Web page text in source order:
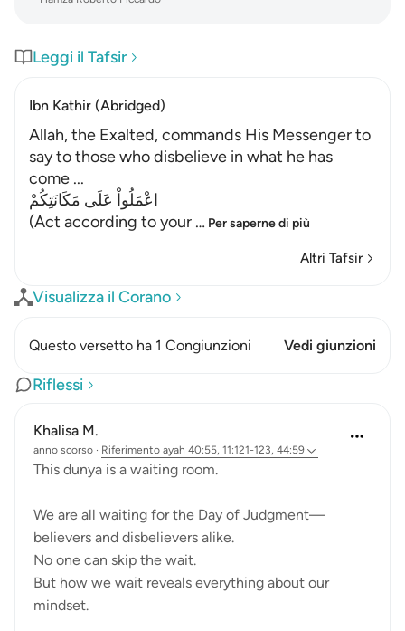
Leggi il Tafsir
Ibn Kathir (Abridged)
Allah, the Exalted, commands His Messenger to
say to those who disbelieve in what he has
come ...
اعْمَلُواْ عَلَى مَكَانَتِكُمْ
(Act according to your … Per saperne di più
Altri Tafsir
Visualizza il Corano
Questo versetto ha 1 Congiunzioni Vedi giunzioni
Riflessi
Khalisa M.
anno scorso · Riferimento ayah 40:55, 11:121-123, 44:59
This dunya is a waiting room.
We are all waiting for the Day of Judgment—
believers and disbelievers alike.
No one can skip the wait.
But how we wait reveals everything about our
mindset.